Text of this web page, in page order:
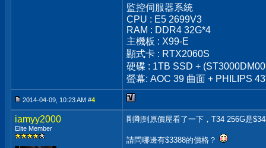
監控伺服器系統
CPU : E5 2699V3
RAM : DDR4 32G*4
主機板 : X99-E
顯式卡 : RTX2060S
硬碟 : 1TB SSD +
螢幕: AOC 39 曲面 + PHILIPS
2014-04-09, 10:23 AM #4
iamyy2000
Elite Member
剛剛到原價屋看了一下，T34 256G是
請問哪邊有$3388的價格？